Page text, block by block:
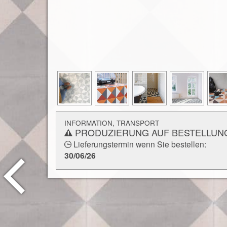
INFORMATION, TRANSPORT
PRODUZIERUNG AUF
Lieferungstermin wenn Sie bestellen:
30/06/26